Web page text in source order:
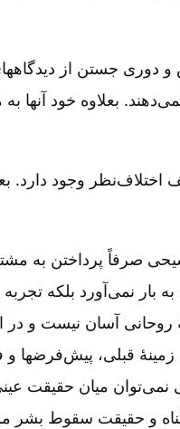
و دوری جستن از
بعلاوه خود آنها
وجود دارد.
صرفاً پرداختن به
نمی‌آورد بلکه تجربه
آسان نیست و در
قبلی، پیش‌فرضها و
میان حقیقت
و حقیقت سقوط بشر